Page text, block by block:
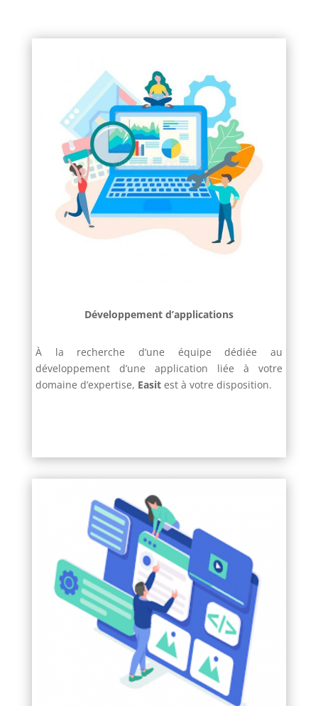
Développement d’applications
À la recherche d’une équipe dédiée au
développement d’une application liée à votre
domaine d’expertise, Easitest à votre disposition.